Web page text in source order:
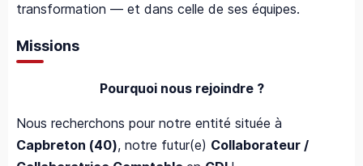
transformation — et dans celle de ses équipes.
Missions
Pourquoi nous rejoindre ?
Nous recherchons pour notre entité située à
Capbreton (40), notre futur(e) Collaborateur /